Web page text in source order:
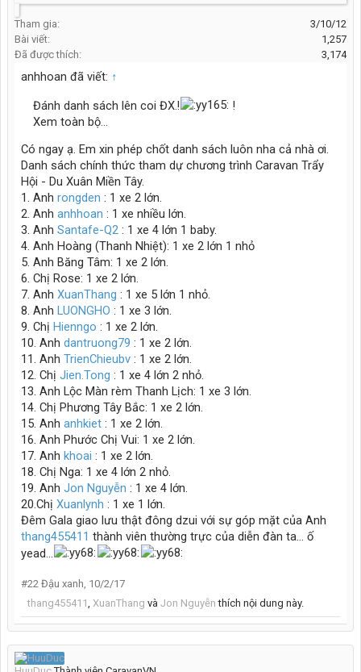
Tham gia:
3/10/12
Bài viết:
1,257
Đã được thích:
3,174
anhhoan đã viết: ↑
Đánh danh sách lên coi ĐX.!
!
Xem toàn bộ...
Có ngay ạ. Em xin phép chốt danh sách luôn nha cả nhà ơi.
Danh sách chính thức tham dự chương trình Caravan Trẩy
Hội - Du Xuân Miền Tây.
1. Anh rongden : 1 xe 2 lớn.
2. Anh anhhoan : 1 xe nhiều lớn.
3. Anh Santafe-Q2 : 1 xe 4 lớn 1 baby.
4. Anh Hoàng (Thanh Nhiệt): 1 xe 2 lớn 1 nhỏ
5. Anh Băng Tâm: 1 xe 2 lớn.
6. Chị Rose: 1 xe 2 lớn.
7. Anh XuanThang : 1 xe 5 lớn 1 nhỏ.
8. Anh LUONGHO : 1 xe 3 lớn.
9. Chị Hienngo : 1 xe 2 lớn.
10. Anh dantruong79 : 1 xe 2 lớn.
11. Anh TrienChieubv : 1 xe 2 lớn.
12. Chị Jien.Tong : 1 xe 4 lớn 2 nhỏ.
13. Anh Lộc Màn rèm Thanh Lịch: 1 xe 3 lớn.
14. Chị Phương Tây Bắc: 1 xe 2 lớn.
15. Anh anhkiet : 1 xe 2 lớn.
16. Anh Phước Chị Vui: 1 xe 2 lớn.
17. Anh khoai : 1 xe 2 lớn.
18. Chị Nga: 1 xe 4 lớn 2 nhỏ.
19. Anh Jon Nguyễn : 1 xe 4 lớn.
20.Chị Xuanlynh : 1 xe 1 lớn.
Đêm Gala giao lưu thật đông dzui với sự góp mặt của Anh
thang455411 thành viên thường trực của diễn đàn ta... ố
yead...
#22 Đậu xanh, 10/2/17
thang455411, XuanThang và Jon Nguyễn thích nội dung này.